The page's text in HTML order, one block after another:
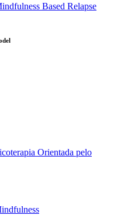
Based Relapse
Orientada pelo